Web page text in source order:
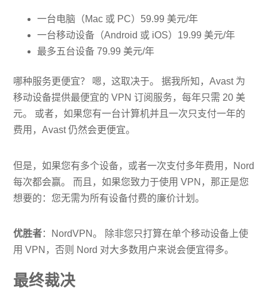
一台电脑（Mac 或 PC）59.99 美元/年
一台移动设备（Android 或 iOS）19.99 美元/年
最多五台设备 79.99 美元/年
哪种服务更便宜？ 嗯，这取决于。 据我所知，Avast 为
移动设备提供最便宜的 VPN 订阅服务，每年只需 20 美
元。 或者，如果您有一台计算机并且一次只支付一年的
费用，Avast 仍然会更便宜。
但是，如果您有多个设备，或者一次支付多年费用，Nord
每次都会赢。 而且，如果您致力于使用 VPN，那正是您
想要的：您无需为所有设备付费的廉价计划。
优胜者：NordVPN。 除非您只打算在单个移动设备上使
用 VPN，否则 Nord 对大多数用户来说会便宜得多。
最终裁决